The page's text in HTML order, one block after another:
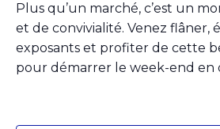
Plus qu’un marché, c’est un
et de convivialité. Venez flâner,
exposants et profiter de cette
pour démarrer le week-end en